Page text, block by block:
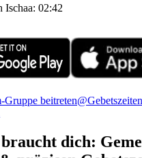
Ischaa: 02:42
Gruppe beitreten
dich: